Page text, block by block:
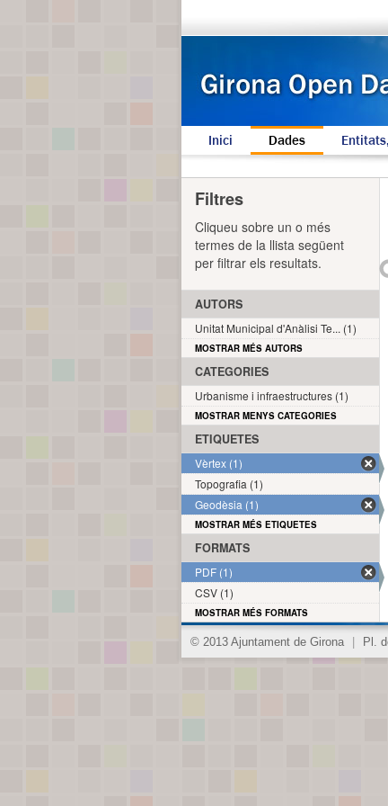
Inici Dades
Filtres
Cliqueu sobre un o més
termes de la llista següent
per filtrar els resultats.
AUTORS
Unitat Municipal d'Anàlisi Te... (1)
MOSTRAR MÉS AUTORS
CATEGORIES
Urbanisme i infraestructures (1)
MOSTRAR MENYS CATEGORIES
ETIQUETES
Vèrtex (1)
Topografia (1)
Geodèsia (1)
MOSTRAR MÉS ETIQUETES
FORMATS
PDF (1)
CSV (1)
MOSTRAR MÉS FORMATS
© 2013 Ajuntament de Girona Pl.